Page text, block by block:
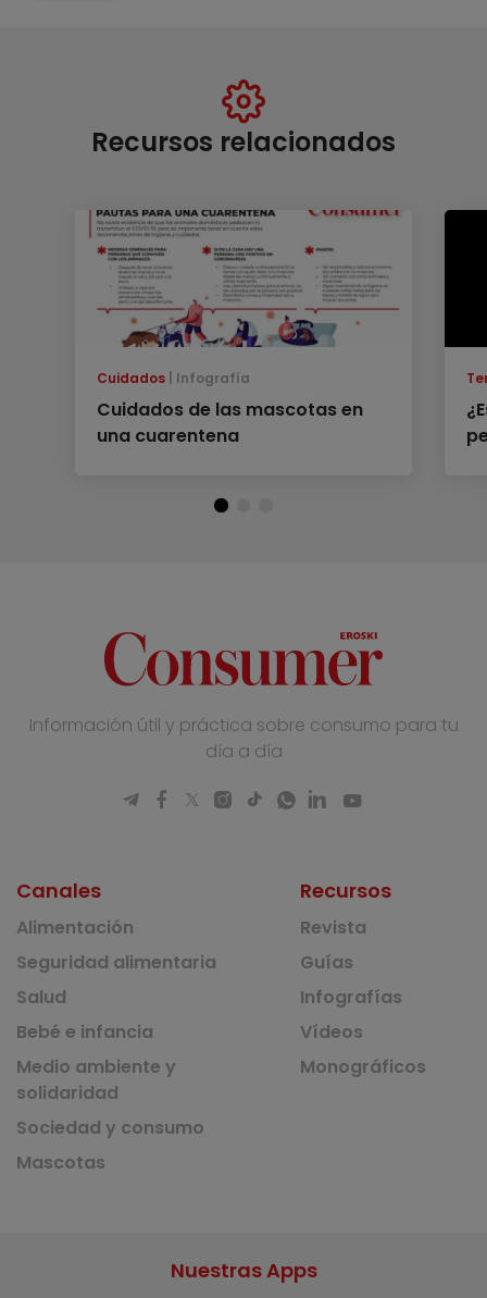
Recursos relacionados
Cuidados Infografía
Cuidados de las mascotas en
una cuarentena
Información útil y práctica sobre consumo para tu
día a día
Canales
Alimentación
Seguridad alimentaria
Salud
Bebé e infancia
Medio ambiente y
solidaridad
Sociedad y consumo
Mascotas
Recursos
Revista
Guías
Infografías
Vídeos
Monográficos
Nuestras Apps